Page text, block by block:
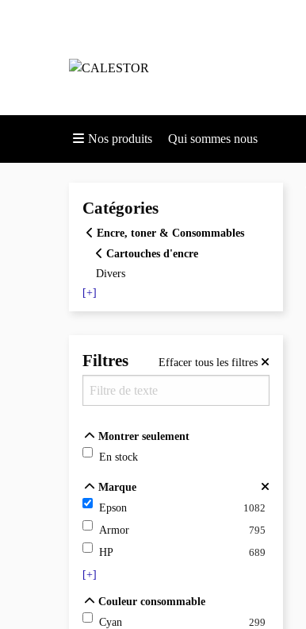
Nos produits Qui sommes nous
Catégories
Encre, toner & Consommables
Cartouches d'encre
Divers
[+]
Filtres Effacer tous les filtres
Montrer seulement
En stock
Marque
Epson
1082
Armor
795
HP
689
[+]
Couleur consommable
Cyan
299